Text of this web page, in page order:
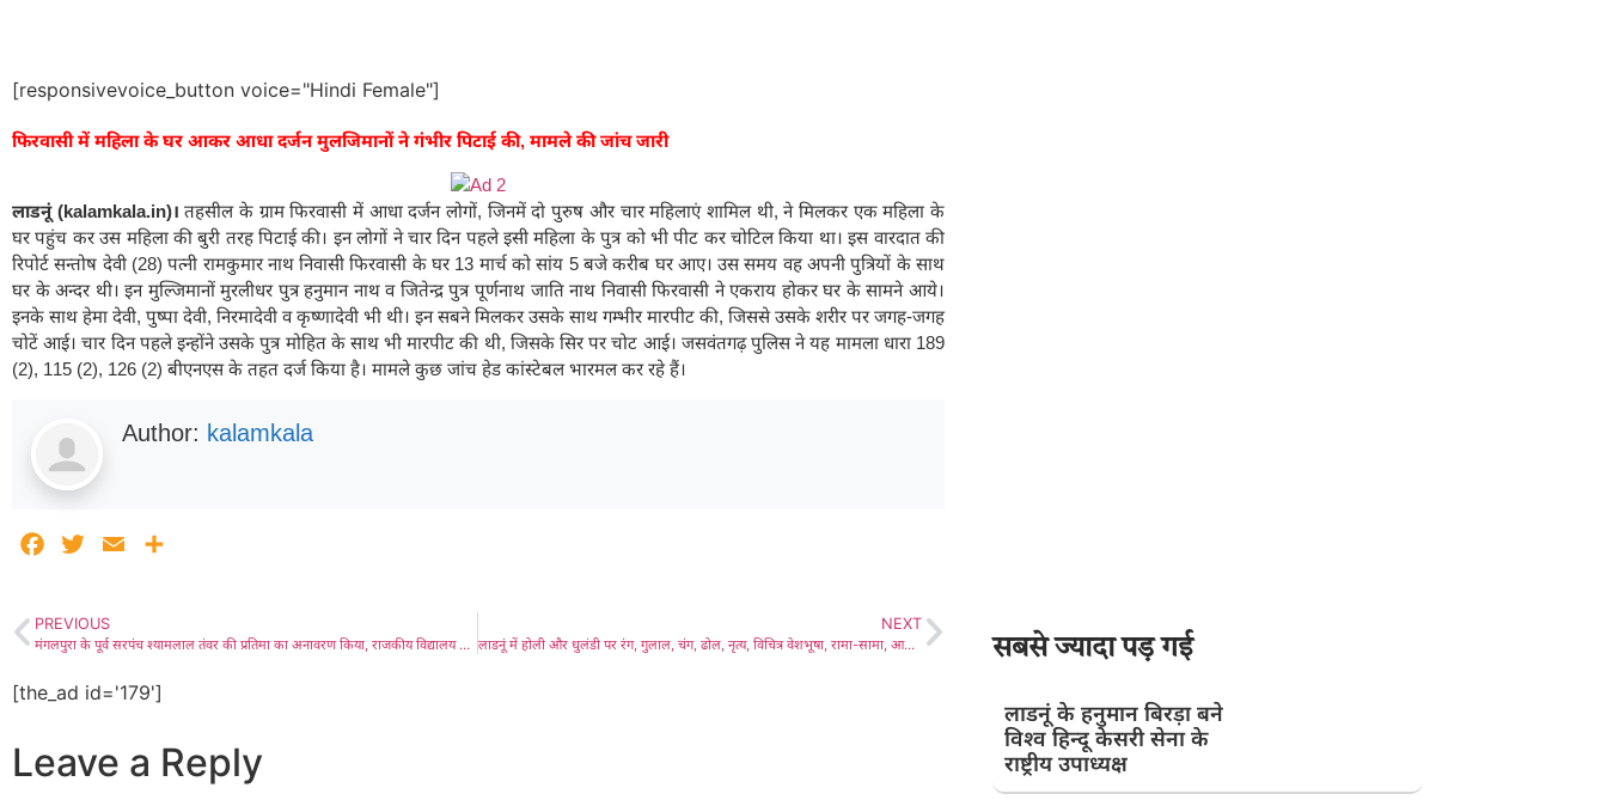
[responsivevoice_button voice="Hindi Female"]
फिरवासी में महिला के घर आकर आधा दर्जन मुलजिमानों ने गंभीर पिटाई की, मामले की जांच जारी
लाडनूं (kalamkala.in)। तहसील के ग्राम फिरवासी में आधा दर्जन लोगों, जिनमें दो पुरुष और चार महिलाएं शामिल थी, ने मिलकर एक महिला के
घर पहुंच कर उस महिला की बुरी तरह पिटाई की। इन लोगों ने चार दिन पहले इसी महिला के पुत्र को भी पीट कर चोटिल किया था। इस वारदात की
रिपोर्ट सन्तोष देवी (28) पत्नी रामकुमार नाथ निवासी फिरवासी के घर 13 मार्च को सांय 5 बजे करीब घर आए। उस समय वह अपनी पुत्रियों के साथ
घर के अन्दर थी। इन मुल्जिमानों मुरलीधर पुत्र हनुमान नाथ व जितेन्द्र पुत्र पूर्णनाथ जाति नाथ निवासी फिरवासी ने एकराय होकर घर के सामने आये।
इनके साथ हेमा देवी, पुष्पा देवी, निरमादेवी व कृष्णादेवी भी थी। इन सबने मिलकर उसके साथ गम्भीर मारपीट की, जिससे उसके शरीर पर जगह-जगह
चोटें आई। चार दिन पहले इन्होंने उसके पुत्र मोहित के साथ भी मारपीट की थी, जिसके सिर पर चोट आई। जसवंतगढ़ पुलिस ने यह मामला धारा 189
(2), 115 (2), 126 (2) बीएनएस के तहत दर्ज किया है। मामले कुछ जांच हेड कांस्टेबल भारमल कर रहे हैं।
Author: kalamkala
Facebook
Twitter Email
PREVIOUS
मंगलपुरा के पूर्व सरपंच श्यामलाल तंवर की प्रतिमा का अनावरण किया, राजकीय विद्यालय में हुआ समारोह का आयोजन
NEXT
लाडनूं में होली और धुलंडी पर रंग, गुलाल, चंग, ढोल, नृत्य, विचित्र वेशभूषा, रामा-सामा, आशीषों से लड़ालूम रहा माहौल, राजनीतिक लोग भी हुए मस्ती से सराबोर, होली स्नेह मिलन भी आयोजित किए
[the_ad id='179']
Leave a Reply
सबसे ज्यादा पड़ गई
लाडनूं के हनुमान बिरड़ा बने
विश्व हिन्दू केसरी सेना के
राष्ट्रीय उपाध्यक्ष